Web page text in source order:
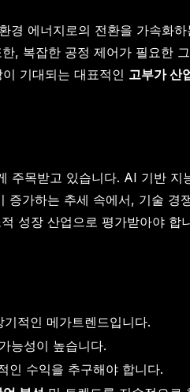
에너지로의 전환을 가속화
, 복잡한 공정 제어가 필요한
기대되는 대표적인 고부가 산
주목받고 있습니다. AI 기반 지
가하는 추세 속에서, 기술 경
성장 산업으로 평가받아야 합
적인 메가트렌드입니다.
능성이 높습니다.
인 수익을 추구해야 합니다.